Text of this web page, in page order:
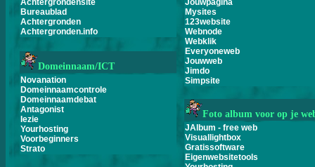
Achtergrondensite
Bureaublad
Achtergronden
Achtergronden.info
Domeinnaam/ICT
Novanation
Domeinnaamcontrole
Domeinnaamdebat
Antagonist
Iezie
Yourhosting
Voorbeginners
Strato
Jouwpagina
Mysites
123website
Webnode
Webklik
Everyoneweb
Jouwweb
Jimdo
Simpsite
Foto album voor op je
JAlbum - free web
Visuallightbox
Gratissoftware
Eigenwebsitetools